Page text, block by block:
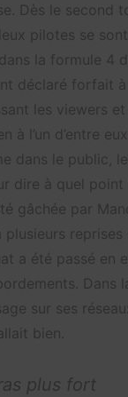
Dès le second
pilotes se
la formule 4
déclaré forfait
les viewers
à l’un d’entre
dans le public,
dire à quel point
gâchée par
reprises
a été passé en
Dans
sur ses
bien.
plus fort